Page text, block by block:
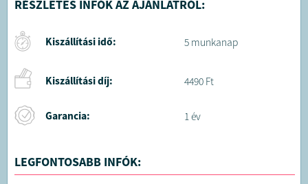
RÉSZLETES INFÓK AZ AJÁNLATRÓL:
Kiszállítási idő: 5 munkanap
Kiszállítási díj: 4490 Ft
Garancia: 1 év
LEGFONTOSABB INFÓK: